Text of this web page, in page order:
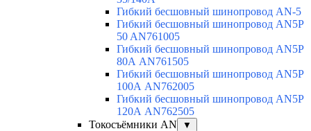
Гибкий бесшовный шинопровод AN-5
Гибкий бесшовный шинопровод AN5P
50 AN761005
Гибкий бесшовный шинопровод AN5P
80А AN761505
Гибкий бесшовный шинопровод AN5P
100А AN762005
Гибкий бесшовный шинопровод AN5P
120А AN762505
Токосъёмники AN
▼